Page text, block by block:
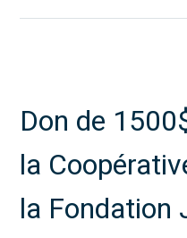
Don de
la
la Fondation